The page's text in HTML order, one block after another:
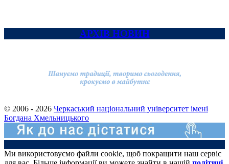
АРХІВ НОВИН
© 2006 - 2026 Черкаський національний університет імені
Богдана Хмельницького
Ми використовуємо файли cookie, щоб покращити наш сервіс